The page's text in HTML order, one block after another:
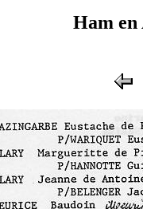
Ham en